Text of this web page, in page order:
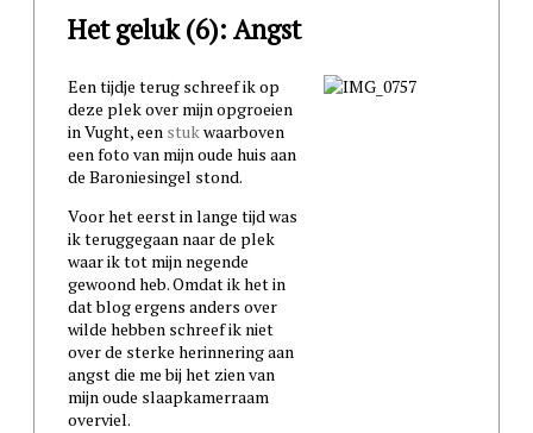
Het geluk (6): Angst
Een tijdje terug schreef ik op
deze plek over mijn opgroeien
in Vught, een stukwaarboven
een foto van mijn oude huis aan
de Baroniesingel stond.
Voor het eerst in lange tijd was
ik teruggegaan naar de plek
waar ik tot mijn negende
gewoond heb. Omdat ik het in
dat blog ergens anders over
wilde hebben schreef ik niet
over de sterke herinnering aan
angst die me bij het zien van
mijn oude slaapkamerraam
overviel.